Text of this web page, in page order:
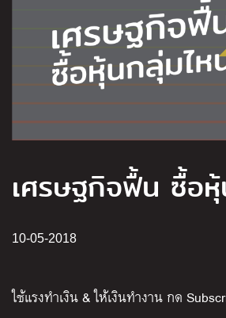
เศรษฐกิจฟื้น ซื้อ
10-05-2018
ใช้แรงทำเงิน & ให้เงินทำงาน กด